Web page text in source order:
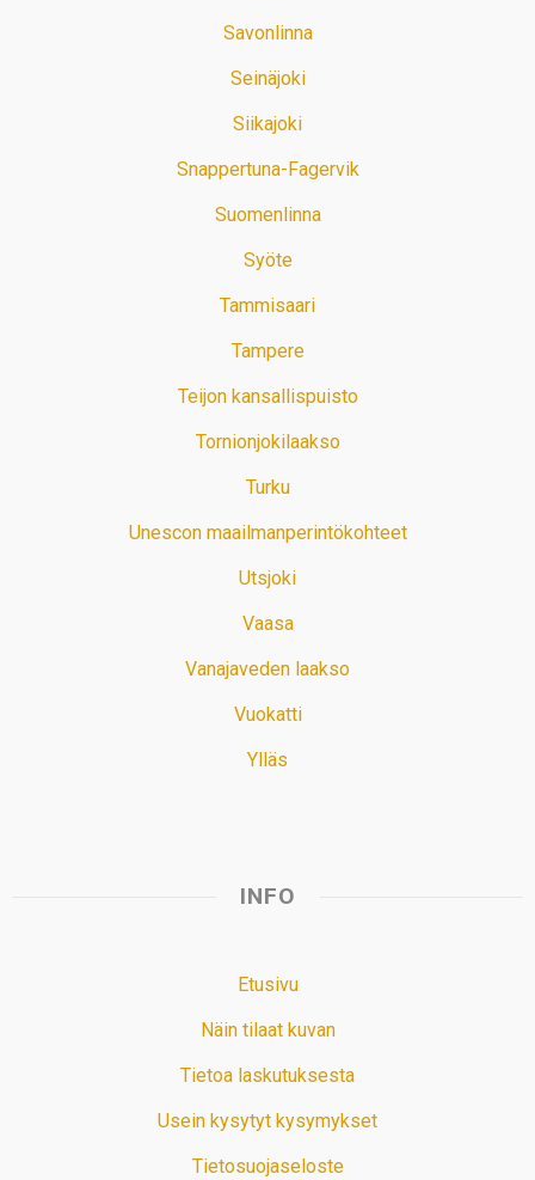
Savonlinna
Seinäjoki
Siikajoki
Snappertuna-Fagervik
Suomenlinna
Syöte
Tammisaari
Tampere
Teijon kansallispuisto
Tornionjokilaakso
Turku
Unescon maailmanperintökohteet
Utsjoki
Vaasa
Vanajaveden laakso
Vuokatti
Ylläs
INFO
Etusivu
Näin tilaat kuvan
Tietoa laskutuksesta
Usein kysytyt kysymykset
Tietosuojaseloste